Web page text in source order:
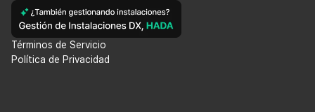
Términos de Servicio
Política de Privacidad